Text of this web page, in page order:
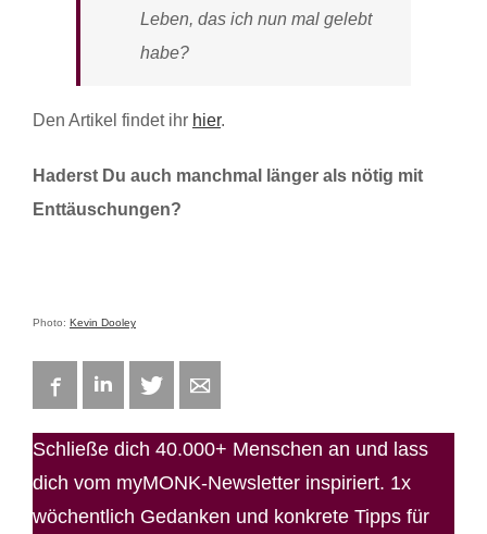
Leben, das ich nun mal gelebt
habe?
Den Artikel findet ihr hier.
Haderst Du auch manchmal länger als nötig mit
Enttäuschungen?
Photo: Kevin Dooley
FacebookLinkedIn Twitter
Schließe dich 40.000+ Menschen an und lass
dich vom myMONK-Newsletter inspiriert. 1x
wöchentlich Gedanken und konkrete Tipps für